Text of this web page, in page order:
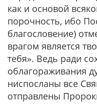
как и основой
порочность, ибо
благословение)
врагом является
тебя». Ведь ради
облагораживания
ниспосланы все
отправлены